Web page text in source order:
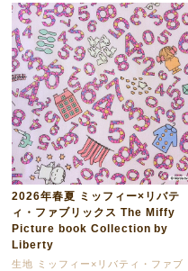
2026年春夏 ミッフィー×リバテ
ィ・ファブリックス The Miffy
Picture book Collection by
Liberty
生地 ミッフィー×リバティ・ファブ